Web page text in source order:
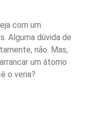
com um
Alguma dúvida de
não. Mas,
um átomo
o veria?